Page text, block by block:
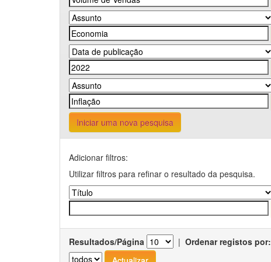
Iniciar uma nova pesquisa
Adicionar filtros:
Utilizar filtros para refinar o resultado da pesquisa.
Resultados/Página | Ordenar registos por: